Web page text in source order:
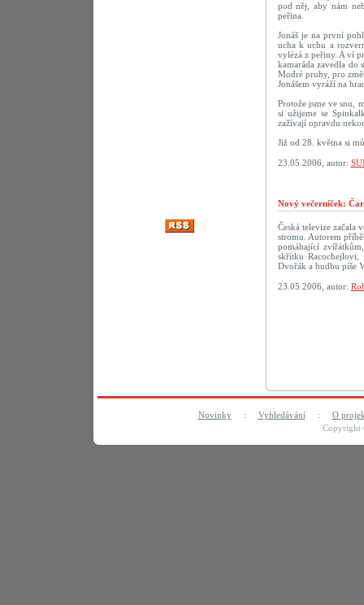
pod něj, aby nám
peřina.
Jonáš je na první
ucha k uchu a
vylézá z peřiny. A ví
kamaráda zavedla do
Modré pruhy, pro
Jonášem vyráží na
Protože jsme ve snu,
si užijeme se
zažívají opravdu
Již od 28. května si
23.05.2006, autor:
Nový večerníček:
Česká televize začala
stromu. Autorem
pomáhající
skřítku
Dvořák a hudbu píše
23.05.2006, autor:
Novinky: Vyhledávání: O
Copyright